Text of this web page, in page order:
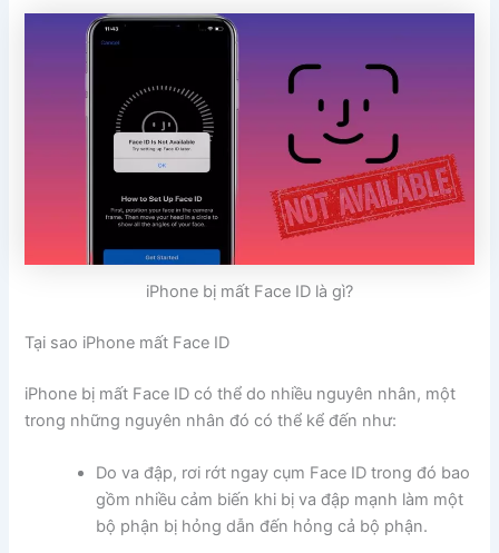
iPhone bị mất Face ID là gì?
Tại sao iPhone mất Face ID
iPhone bị mất Face ID có thể do nhiều nguyên nhân, một
trong những nguyên nhân đó có thể kể đến như:
Do va đập, rơi rớt ngay cụm Face ID trong đó bao
gồm nhiều cảm biến khi bị va đập mạnh làm một
bộ phận bị hỏng dẫn đến hỏng cả bộ phận.